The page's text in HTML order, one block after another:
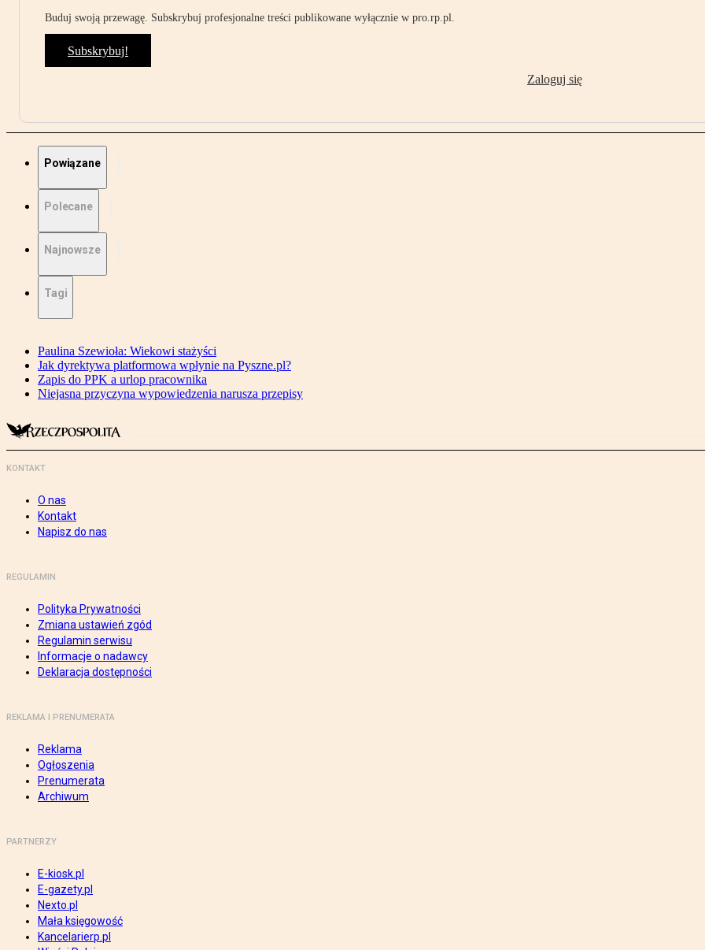
Buduj swoją przewagę. Subskrybuj profesjonalne treści publikowane wyłącznie w pro.rp.pl.
Subskrybuj!
Zaloguj się
Powiązane
Polecane
Najnowsze
Tagi
Paulina Szewioła: Wiekowi stażyści
Jak dyrektywa platformowa wpłynie na Pyszne.pl?
Zapis do PPK a urlop pracownika
Niejasna przyczyna wypowiedzenia narusza przepisy
KONTAKT
O nas
Kontakt
Napisz do nas
REGULAMIN
Polityka Prywatności
Zmiana ustawień zgód
Regulamin serwisu
Informacje o nadawcy
Deklaracja dostępności
REKLAMA I PRENUMERATA
Reklama
Ogłoszenia
Prenumerata
Archiwum
PARTNERZY
E-kiosk.pl
E-gazety.pl
Nexto.pl
Mała księgowość
Kancelarierp.pl